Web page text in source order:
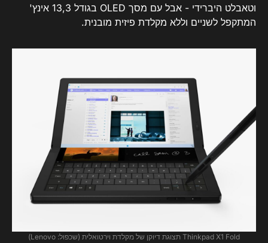
וטאבלט היברידי - אבל עם מסך OLED בגודל 13,3 אינץ'
המתקפל לשניים וללא מקלדת פיזית מובנית.
Thinkpad X1 Fold תצוגת דיוקן של מקלדת וירטואלית (שכפול: Lenovo)